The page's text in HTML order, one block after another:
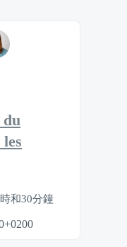
du
和30分鐘